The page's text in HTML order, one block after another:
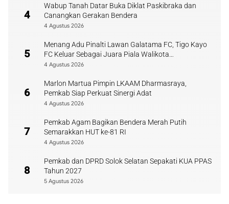
4
Wabup Tanah Datar Buka Diklat Paskibraka dan
Canangkan Gerakan Bendera
4 Agustus 2026
5
Menang Adu Pinalti Lawan Galatama FC, Tigo Kayo
FC Keluar Sebagai Juara Piala Walikota
Payakumbuh
4 Agustus 2026
6
Marlon Martua Pimpin LKAAM Dharmasraya,
Pemkab Siap Perkuat Sinergi Adat
4 Agustus 2026
7
Pemkab Agam Bagikan Bendera Merah Putih
Semarakkan HUT ke-81 RI
4 Agustus 2026
8
Pemkab dan DPRD Solok Selatan Sepakati KUA PPAS
Tahun 2027
5 Agustus 2026